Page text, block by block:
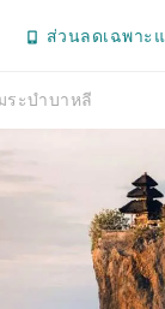
ส่วนลดเฉพาะ
ระบำบาหลี